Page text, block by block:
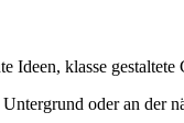
Ideen, klasse
oder an der